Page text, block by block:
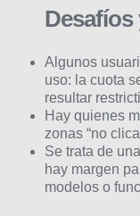
Desafíos
Algunos
uso: la cuota
resultar
Hay quienes
zonas “no
Se trata de
hay margen
modelos o